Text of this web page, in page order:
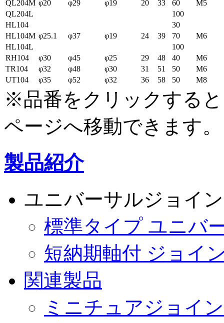
φ20 φ29 φ19 20 33 M5
QL204M
60
QL204L
100
HL104
φ25.1
φ37 φ19 24 39
30
M6
HL104M
70
HL104L
100
RH104
φ30 φ45 φ25 29 48 40
M6
TR104
φ32 φ48 φ30 31 51 50
M6
UT104
φ35 φ52 φ32 36 58 50 M8
※品番をクリックする
ページへ移動できます。
製品紹介
ユニバーサルジョイ
標準タイプ ユニバ
短納期軸付 ジョイ
関連製品
ミニチュアジョイ